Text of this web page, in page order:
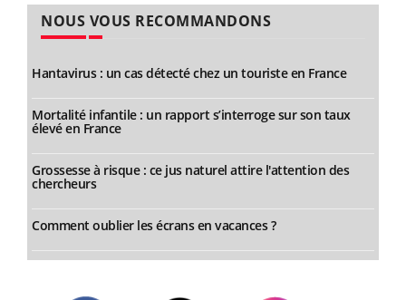
NOUS VOUS RECOMMANDONS
Hantavirus : un cas détecté chez un touriste en France
Mortalité infantile : un rapport s’interroge sur son taux
élevé en France
Grossesse à risque : ce jus naturel attire l'attention des
chercheurs
Comment oublier les écrans en vacances ?